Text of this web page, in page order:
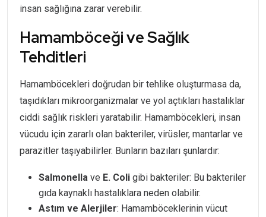
insan sağlığına zarar verebilir.
Hamamböceği ve Sağlık
Tehditleri
Hamamböcekleri doğrudan bir tehlike oluşturmasa da,
taşıdıkları mikroorganizmalar ve yol açtıkları hastalıklar
ciddi sağlık riskleri yaratabilir. Hamamböcekleri, insan
vücudu için zararlı olan bakteriler, virüsler, mantarlar ve
parazitler taşıyabilirler. Bunların bazıları şunlardır:
Salmonella ve E. Coli gibi bakteriler: Bu bakteriler
gıda kaynaklı hastalıklara neden olabilir.
Astım ve Alerjiler: Hamamböceklerinin vücut